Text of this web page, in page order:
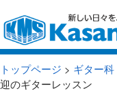
トップページ > ギター科
迎のギターレッスン